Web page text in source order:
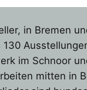
in Bremen
im Schnoor
mitten in